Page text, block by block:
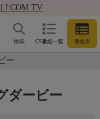
J:COM TV
CS番組一覧 番組表
検索
ー
ダービー